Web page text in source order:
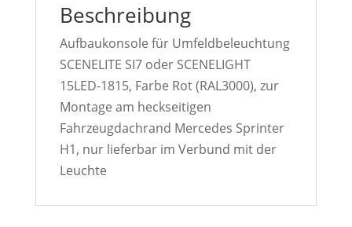
Beschreibung
Aufbaukonsole für Umfeldbeleuchtung
SCENELITE SI7 oder SCENELIGHT
15LED-1815, Farbe Rot (RAL3000), zur
Montage am heckseitigen
Fahrzeugdachrand Mercedes Sprinter
H1, nur lieferbar im Verbund mit der
Leuchte